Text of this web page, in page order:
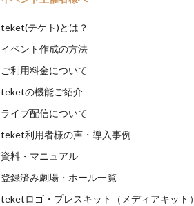
teket(テケト)とは？
イベント作成の方法
ご利用料金について
teketの機能ご紹介
ライブ配信について
teket利用者様の声・導入事例
資料・マニュアル
登録済み劇場・ホール一覧
teketロゴ・プレスキット（メディアキット）